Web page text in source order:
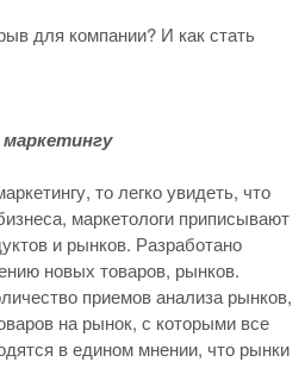
для компании? И как стать
то легко увидеть, что
маркетологи приписывают
и рынков. Разработано
новых товаров, рынков.
приемов анализа рынков,
на рынок, с которыми все
в едином мнении, что рынки